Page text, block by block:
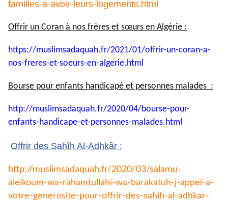
familles-a-avoir-leurs-logements.html
Offrir un Coran à nos frères et sœurs en Algérie :
https://muslimsadaquah.fr/2021/01/offrir-un-coran-a-
nos-freres-et-soeurs-en-algerie.html
Bourse pour enfants handicapé et personnes malades :
http://muslimsadaquah.fr/2020/04/bourse-pour-
enfants-handicape-et-personnes-malades.html
Offrir des Sahîh Al-Adhkâr :
http://muslimsadaquah.fr/2020/03/salamu-
aleikoum-wa-rahamtullahi-wa-barakatuh-j-appel-a-
votre-generosite-pour-offrir-des-sahih-al-adhkar-